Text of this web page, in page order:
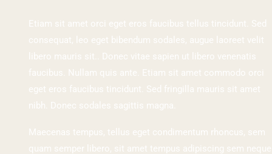
Etiam sit amet orci eget eros faucibus tellus tincidunt. Sed
consequat, leo eget bibendum sodales, augue laoreet velit
libero mauris sit.. Donec vitae sapien ut libero venenatis
faucibus. Nullam quis ante. Etiam sit amet commodo orci
eget eros faucibus tincidunt. Sed fringilla mauris sit amet
nibh. Donec sodales sagittis magna.
Maecenas tempus, tellus eget condimentum rhoncus, sem
quam semper libero, sit amet tempus adipiscing sem neque